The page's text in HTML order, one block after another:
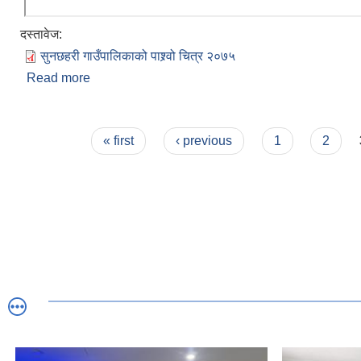
दस्तावेज:
सुनछहरी गाउँपालिकाको‌‍‍‌ पाश्र्वो चित्र २०७५
Read more
« first ‹ previous 1 2